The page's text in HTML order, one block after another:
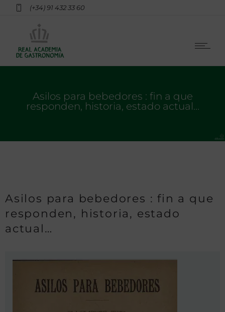
(+34) 91 432 33 60
Asilos para bebedores : fin a que
responden, historia, estado actual…
Asilos para bebedores : fin a que
responden, historia, estado
actual…